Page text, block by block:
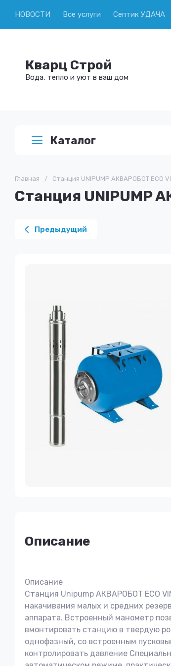
НОВОСТИ Все услуги Септик УДАЧА
Кварц Строй
Вода, тепло и уют в ваш дом
Каталог
Главная / Станция UNIPUMP АКВАРОБОТ ECO
Станция UNIPUMP
Предыдущий
Описание
Описание
Станция Unipump АКВАРОБОТ ECO
накачивания малых и средних
аппарата. Встроенный манометр
вмонтировать станцию в твердую
однофазный, со встроенным
контролировать давление